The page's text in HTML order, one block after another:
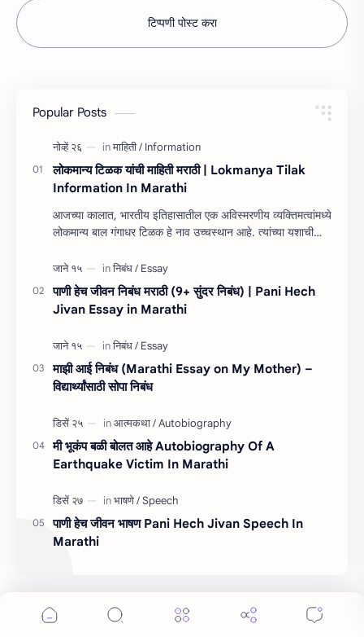
टिप्पणी पोस्ट करा
Popular Posts
लोकमान्य टिळक यांची माहिती मराठी | Lokmanya Tilak
Information In Marathi
आजच्या कालात, भारतीय इतिहासातील एक अविस्मरणीय व्यक्तिमत्वांमध्ये
लोकमान्य बाल गंगाधर टिळक हे नाव उच्चस्थान आहे. त्यांच्या यशाची
पाणी हेच जीवन निबंध मराठी (9+ सुंदर निबंध) | Pani Hech
Jivan Essay in Marathi
माझी आई निबंध (Marathi Essay on My Mother) –
विद्यार्थ्यांसाठी सोपा निबंध
मी भूकंप बळी बोलत आहे Autobiography Of A
Earthquake Victim In Marathi
पाणी हेच जीवन भाषण Pani Hech Jivan Speech In
Marathi